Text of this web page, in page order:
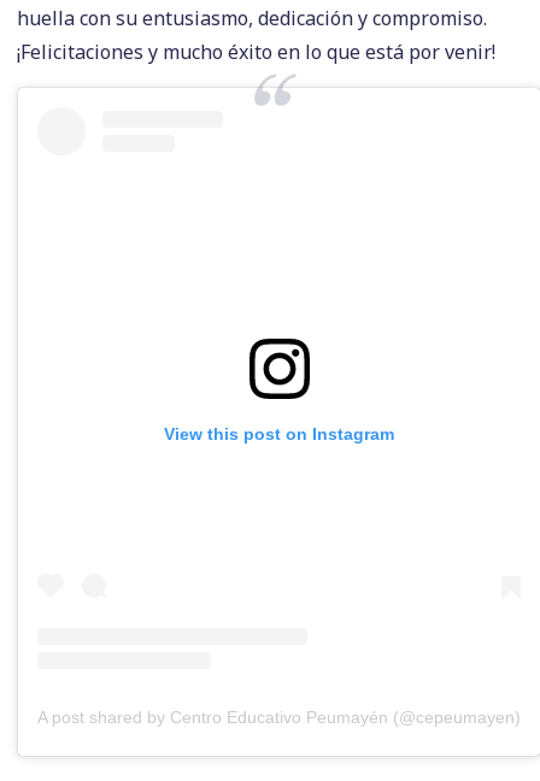
huella con su entusiasmo, dedicación y compromiso.
¡Felicitaciones y mucho éxito en lo que está por venir!
View this post on Instagram
A post shared by Centro Educativo Peumayén (@cepeumayen)